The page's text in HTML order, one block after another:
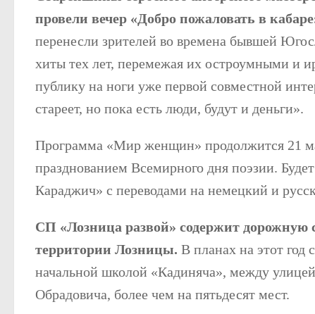
провели вечер «Добро пожаловать в
перенесли зрителей во времена бывшей
хиты тех лет, перемежая их остроумными и
публику на ноги уже первой совместной
стареет, но пока есть люди, будут и деньги».
Программа «Мир женщин» продолжится 21
празднованием Всемирного дня поэзии.
Караджич» с переводами на немецкий и
СП «Лозница развой» содержит дорожную
территории Лозницы. В планах на этот год
начальной школой «Кадиняча», между
Обрадовича, более чем на пятьдесят мест.